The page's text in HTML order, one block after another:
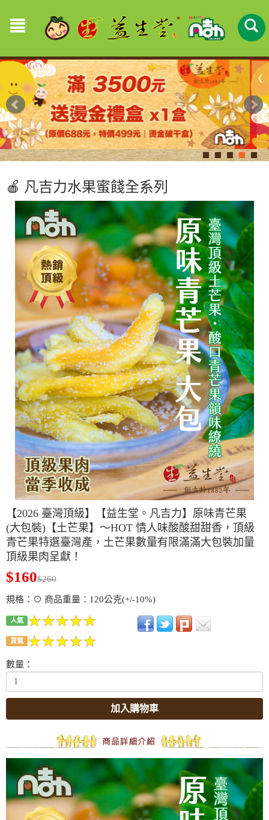
🍎 凡吉力水果蜜餞全系列
【2026 臺灣頂級】【益生堂。凡吉力】原味青芒果
(大包裝)【土芒果】～HOT 情人味酸酸甜甜香，頂級
青芒果特選臺灣產，土芒果數量有限滿滿大包裝加量
頂級果肉呈獻！
$160$260
規格：⊙ 商品重量：120公克(+/-10%)
人氣
買氣
數量：
加入購物車